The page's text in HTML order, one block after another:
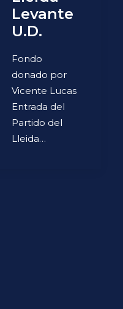
Levante
U.D.
Fondo
donado por
Vicente Lucas
Entrada del
Partido del
Lleida…